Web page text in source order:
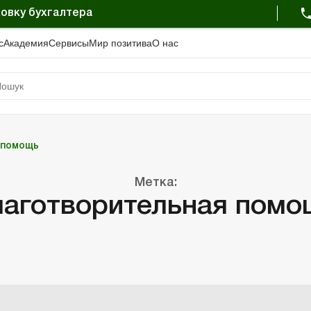
бухгалтера
АкадемияСервисыМир позитиваО нас
помощь
Метка: